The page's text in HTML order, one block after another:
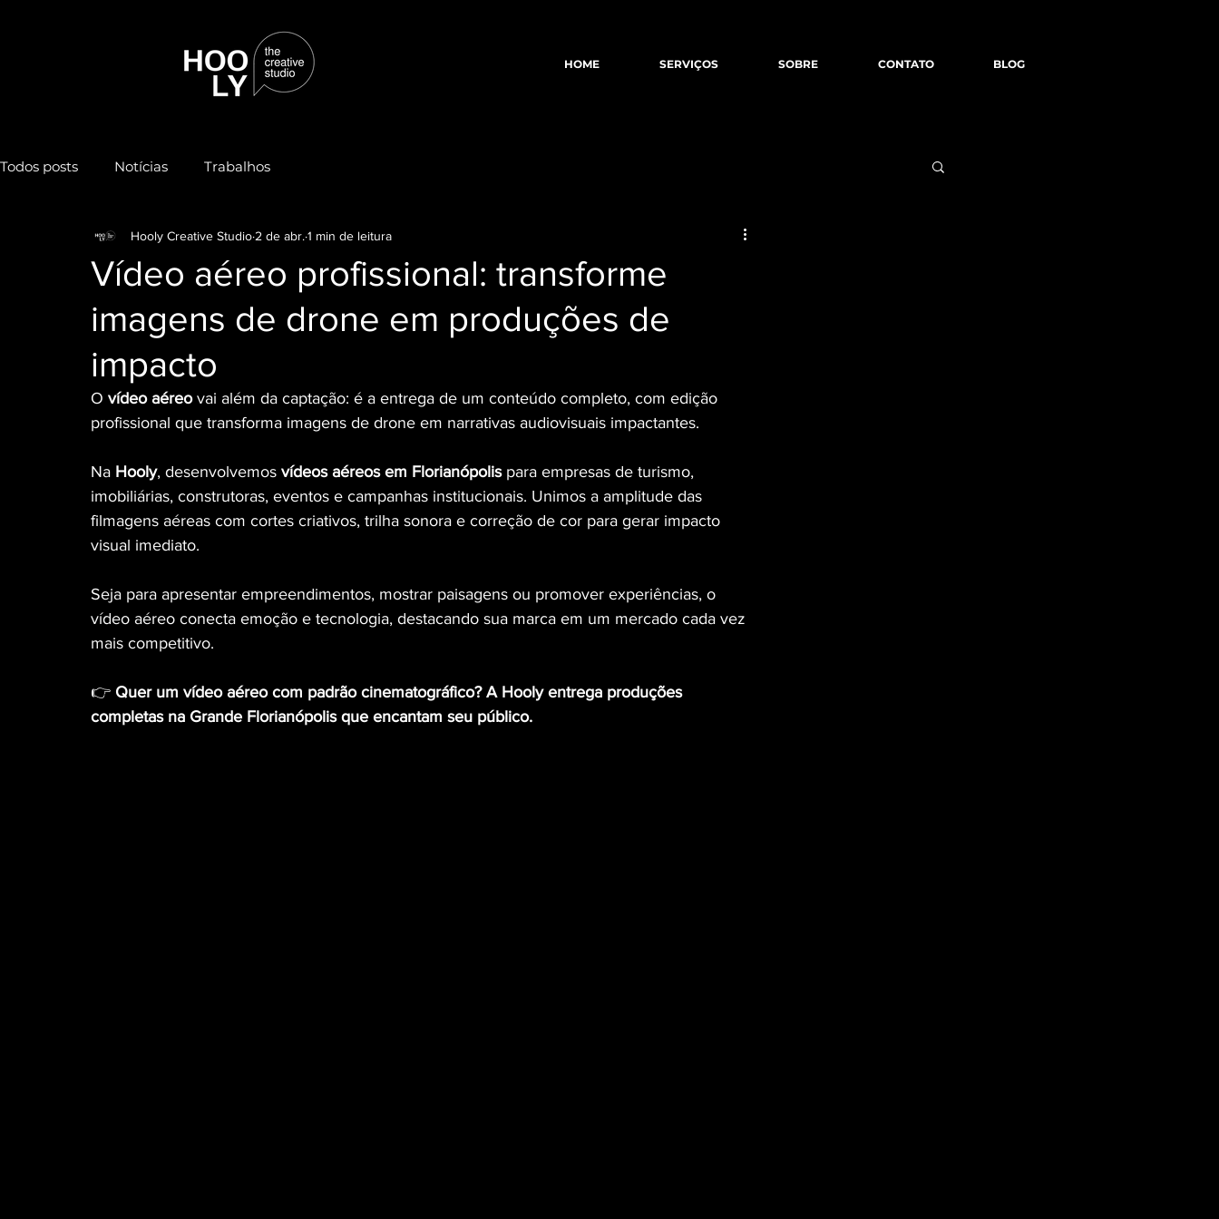
HOME SERVIÇOS SOBRE CONTATO BLOG
Todos posts Notícias Trabalhos
Vídeo aéreo profissional: transforme
imagens de drone em produções de
impacto
Hooly Creative Studio 2 de abr. 1 min de leitura
O vídeo aéreo vai além da captação: é a entrega de um conteúdo completo, com edição
profissional que transforma imagens de drone em narrativas audiovisuais impactantes.
Na Hooly, desenvolvemos vídeos aéreos em Florianópolis para empresas de turismo,
imobiliárias, construtoras, eventos e campanhas institucionais. Unimos a amplitude das
filmagens aéreas com cortes criativos, trilha sonora e correção de cor para gerar impacto
visual imediato.
Seja para apresentar empreendimentos, mostrar paisagens ou promover experiências, o
vídeo aéreo conecta emoção e tecnologia, destacando sua marca em um mercado cada vez
mais competitivo.
👉 Quer um vídeo aéreo com padrão cinematográfico? A Hooly entrega produções
completas na Grande Florianópolis que encantam seu público.